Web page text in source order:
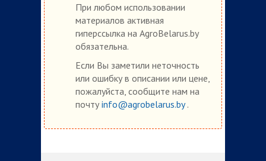
При любом использовании
материалов активная
гиперссылка на AgroBelarus.by
обязательна.
Если Вы заметили неточность
или ошибку в описании или цене,
пожалуйста, сообщите нам на
почту info@agrobelarus.by.